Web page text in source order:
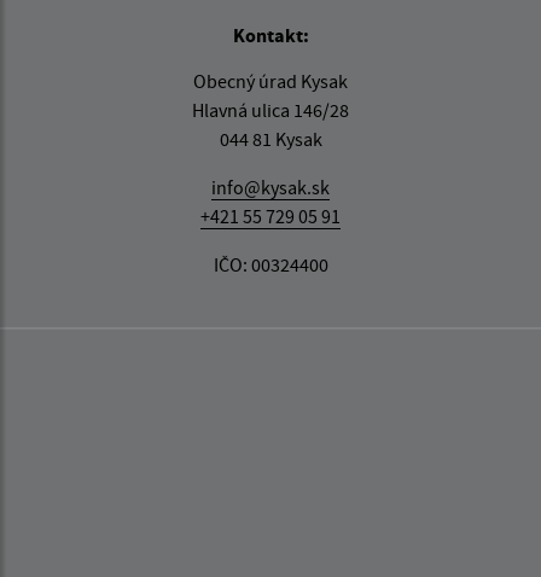
Kontakt:
Obecný úrad Kysak
Hlavná ulica 146/28
044 81 Kysak
info@kysak.sk
+421 55 729 05 91
IČO: 00324400